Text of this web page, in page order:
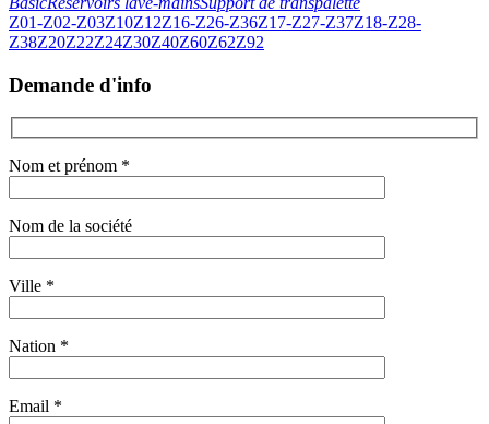
Z01-Z02-Z03Z10Z12Z16-Z26-Z36Z17-Z27-Z37Z18-Z28-
Z38Z20Z22Z24Z30Z40Z60Z62Z92
Demande d'info
Nom et prénom *
Nom de la société
Ville *
Nation *
Email *